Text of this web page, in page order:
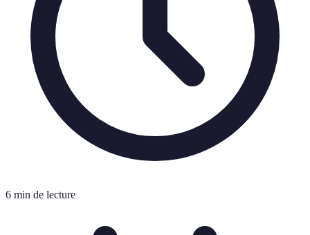
6 min de lecture